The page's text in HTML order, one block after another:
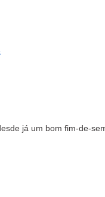
já um bom fim-de-